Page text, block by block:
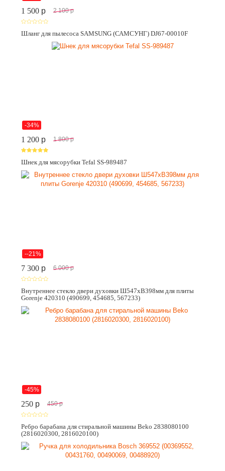
1 500 p 2 100 p
Шланг для пылесоса SAMSUNG (САМСУНГ) DJ67-00010F
-34%
1 200 p 1 800 p
Шнек для мясорубки Tefal SS-989487
--21%
7 300 p 6 000 p
Внутреннее стекло двери духовки Ш547хВ398мм для плиты
Gorenje 420310 (490699, 454685, 567233)
-45%
250 p 450 p
Ребро барабана для стиральной машины Beko 2838080100
(2816020300, 2816020100)